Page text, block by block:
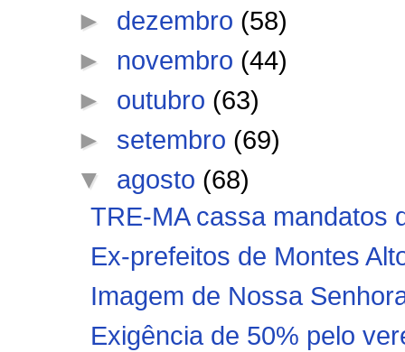
► dezembro (58)
► novembro (44)
► outubro (63)
► setembro (69)
▼ agosto (68)
TRE-MA cassa mandatos
Ex-prefeitos de Montes
Imagem de Nossa
Exigência de 50% pelo